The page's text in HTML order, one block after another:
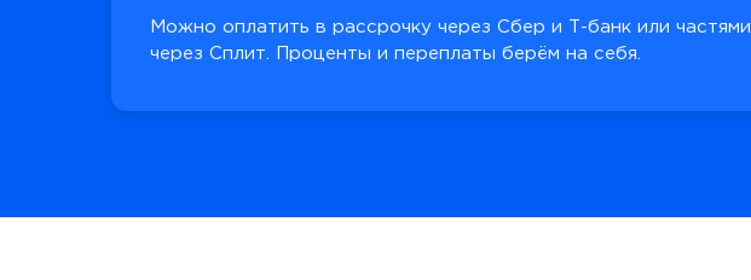
Можно оплатить в рассрочку через Сбер и Т-банк или частями
через Сплит. Проценты и переплаты берём на себя.